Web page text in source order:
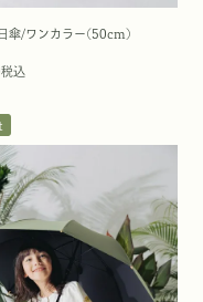
傘/ワンカラー(50cm)
税込